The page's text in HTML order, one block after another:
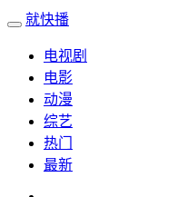
就快播
电视剧
电影
动漫
综艺
热门
最新